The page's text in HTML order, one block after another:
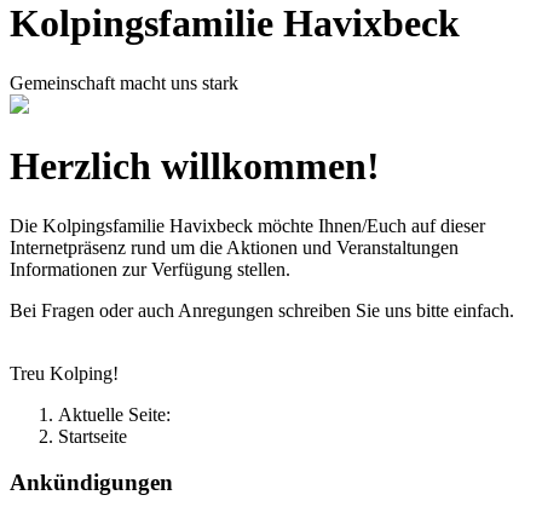
Kolpingsfamilie Havixbeck
Gemeinschaft macht uns stark
Herzlich willkommen!
Die Kolpingsfamilie Havixbeck möchte Ihnen/Euch auf dieser
Internetpräsenz rund um die Aktionen und Veranstaltungen
Informationen zur Verfügung stellen.
Bei Fragen oder auch Anregungen schreiben Sie uns bitte einfach.
Treu Kolping!
Aktuelle Seite:
Startseite
Ankündigungen